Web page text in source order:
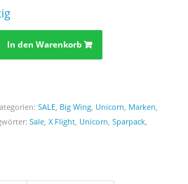
In den Warenkorb
SALE, Big Wing, Unicorn, Marken,
Sale, X Flight, Unicorn, Sparpack,